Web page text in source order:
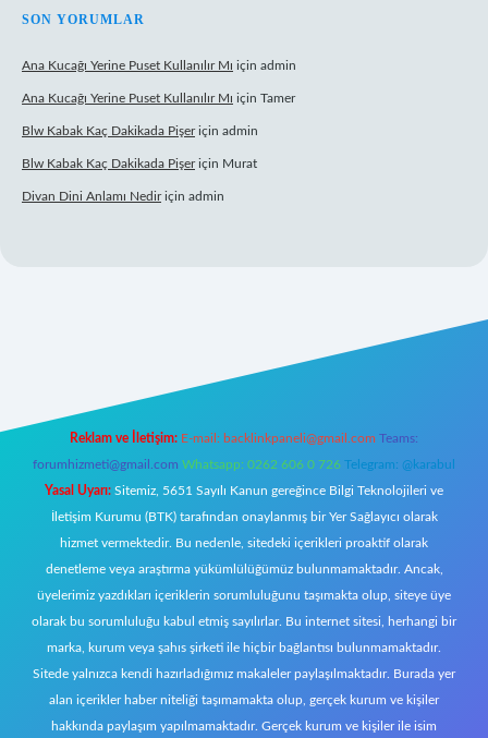
SON YORUMLAR
Ana Kucağı Yerine Puset Kullanılır Mı için admin
Ana Kucağı Yerine Puset Kullanılır Mı için Tamer
Blw Kabak Kaç Dakikada Pişeriçin admin
Blw Kabak Kaç Dakikada Pişeriçin Murat
Divan Dini Anlamı Nediriçin admin
Reklam ve İletişim: E-mail: backlinkpaneli@gmail.com Teams:
forumhizmeti@gmail.com Whatsapp: 0262 606 0 726 Telegram: @karabul
Yasal Uyarı: Sitemiz, 5651 Sayılı Kanun gereğince Bilgi Teknolojileri ve
İletişim Kurumu (BTK) tarafından onaylanmış bir Yer Sağlayıcı olarak
hizmet vermektedir. Bu nedenle, sitedeki içerikleri proaktif olarak
denetleme veya araştırma yükümlülüğümüz bulunmamaktadır. Ancak,
üyelerimiz yazdıkları içeriklerin sorumluluğunu taşımakta olup, siteye üye
olarak bu sorumluluğu kabul etmiş sayılırlar. Bu internet sitesi, herhangi bir
marka, kurum veya şahıs şirketi ile hiçbir bağlantısı bulunmamaktadır.
Sitede yalnızca kendi hazırladığımız makaleler paylaşılmaktadır. Burada yer
alan içerikler haber niteliği taşımamakta olup, gerçek kurum ve kişiler
hakkında paylaşım yapılmamaktadır. Gerçek kurum ve kişiler ile isim